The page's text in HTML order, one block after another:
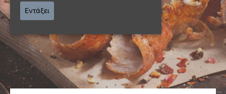
Γνωρίστε μας
Εντάξει